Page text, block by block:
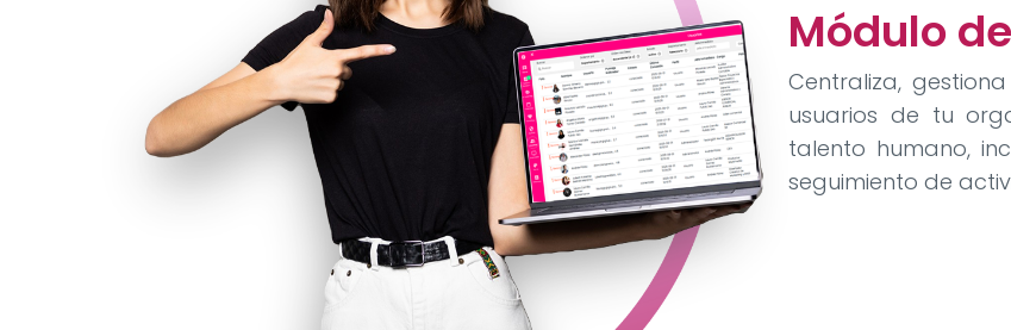
Módulo
Centraliza,
usuarios de tu
talento humano,
seguimiento de